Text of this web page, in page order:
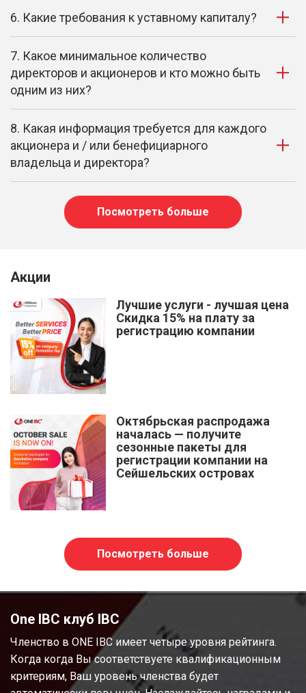
6. Какие требования к уставному капиталу?
7. Какое минимальное количество
директоров и акционеров и кто можно быть
одним из них?
8. Какая информация требуется для каждого
акционера и / или бенефициарного
владельца и директора?
Посмотреть больше
Акции
Лучшие услуги - лучшая цена
Скидка 15% на плату за
регистрацию компании
Октябрьская распродажа
началась — получите
сезонные пакеты для
регистрации компании на
Сейшельских островах
Посмотреть больше
One IBC клуб IBC
Членство в ONE IBC имеет четыре уровня рейтинга.
Когда когда Вы соответствуете квалификационным
критериям, Ваш уровень членства будет